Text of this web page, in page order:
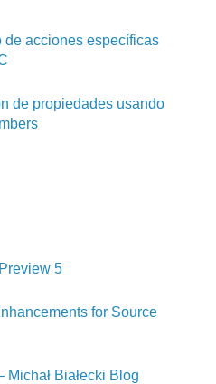
acciones específicas
de propiedades usando
5
for Source
Białecki Blog